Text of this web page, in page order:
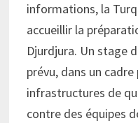
informations, la
accueillir la
Djurdjura. Un stage
prévu, dans un
infrastructures de
contre des équipes